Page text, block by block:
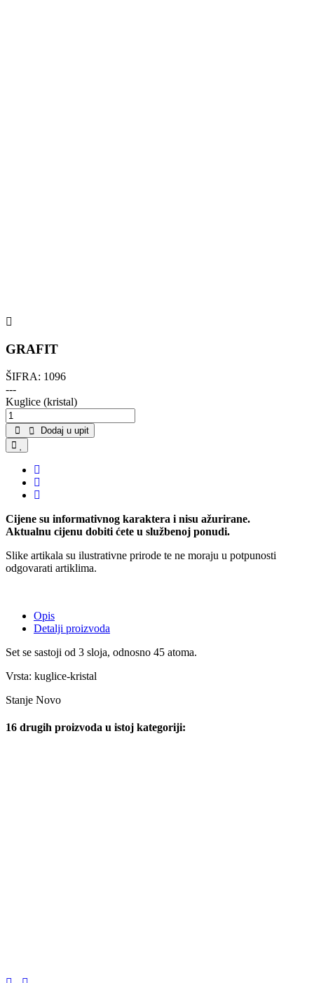
GRAFIT
ŠIFRA: 1096
---
Kuglice (kristal)
Dodaj u upit
Cijene su informativnog karaktera i nisu ažurirane.
Aktualnu cijenu dobiti ćete u službenoj ponudi.
Slike artikala su ilustrativne prirode te ne moraju u potpunosti
odgovarati artiklima.
Opis
Detalji proizvoda
Set se sastoji od 3 sloja, odnosno 45 atoma.
Vrsta: kuglice-kristal
Stanje Novo
16 drugih proizvoda u istoj kategoriji: